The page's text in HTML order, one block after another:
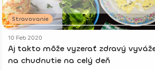
Stravovanie
10 Feb 2020
Aj takto môže vyzerať zdravý
na chudnutie na celý deň